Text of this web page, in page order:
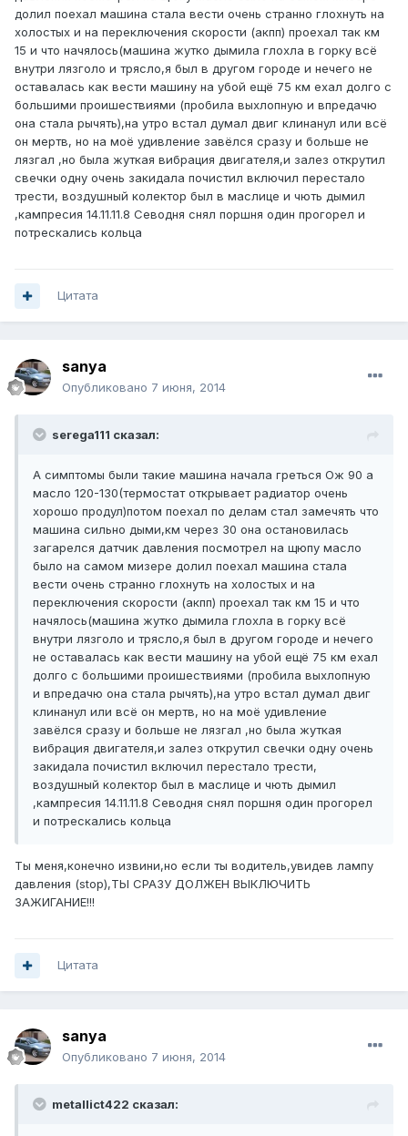
долил поехал машина стала вести очень странно глохнуть на
холостых и на переключения скорости (акпп) проехал так км
15 и что начялось(машина жутко дымила глохла в горку всё
внутри лязголо и трясло,я был в другом городе и нечего не
оставалась как вести машину на убой ещё 75 км ехал долго с
большими проишествиями (пробила выхлопную и впредачю
она стала рычять),на утро встал думал двиг клинанул или всё
он мертв, но на моё удивление завёлся сразу и больше не
лязгал ,но была жуткая вибрация двигателя,и залез открутил
свечки одну очень закидала почистил включил перестало
трести, воздушный колектор был в маслице и чють дымил
,кампресия 14.11.11.8 Севодня снял поршня один прогорел и
потрескались кольца
Цитата
sanya
Опубликовано 7 июня, 2014
serega111 сказал:
А симптомы были такие машина начала греться Ож 90 а
масло 120-130(термостат открывает радиатор очень
хорошо продул)потом поехал по делам стал замечять что
машина сильно дыми,км через 30 она остановилась
загарелся датчик давления посмотрел на щюпу масло
было на самом мизере долил поехал машина стала
вести очень странно глохнуть на холостых и на
переключения скорости (акпп) проехал так км 15 и что
начялось(машина жутко дымила глохла в горку всё
внутри лязголо и трясло,я был в другом городе и нечего
не оставалась как вести машину на убой ещё 75 км ехал
долго с большими проишествиями (пробила выхлопную
и впредачю она стала рычять),на утро встал думал двиг
клинанул или всё он мертв, но на моё удивление
завёлся сразу и больше не лязгал ,но была жуткая
вибрация двигателя,и залез открутил свечки одну очень
закидала почистил включил перестало трести,
воздушный колектор был в маслице и чють дымил
,кампресия 14.11.11.8 Севодня снял поршня один прогорел
и потрескались кольца
Ты меня,конечно извини,но если ты водитель,увидев лампу
давления (stop),ТЫ СРАЗУ ДОЛЖЕН ВЫКЛЮЧИТЬ
ЗАЖИГАНИЕ!!!
Цитата
sanya
Опубликовано 7 июня, 2014
metallict422 сказал: